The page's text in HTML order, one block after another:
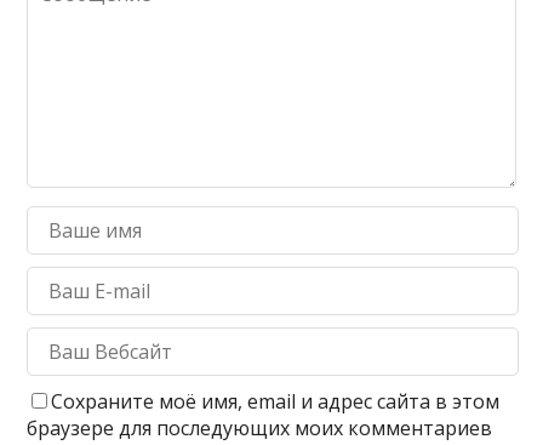
Сохраните моё имя, email и адрес сайта в этом
браузере для последующих моих комментариев